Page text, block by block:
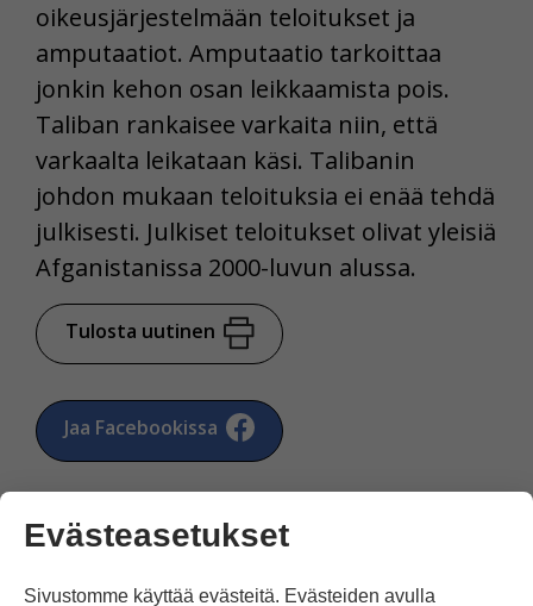
oikeusjärjestelmään teloitukset ja
amputaatiot. Amputaatio tarkoittaa
jonkin kehon osan leikkaamista pois.
Taliban rankaisee varkaita niin, että
varkaalta leikataan käsi. Talibanin
johdon mukaan teloituksia ei enää tehdä
julkisesti. Julkiset teloitukset olivat yleisiä
Afganistanissa 2000-luvun alussa.
Tulosta uutinen
Jaa Facebookissa
Evästeasetukset
Sivustomme käyttää evästeitä. Evästeiden avulla